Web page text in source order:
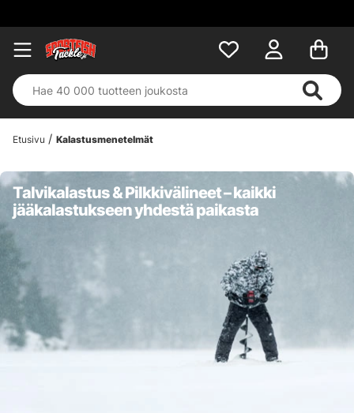
Etusivu Kalastusmenetelmät
Talvikalastus & Pilkkivälineet – kaikki
jääkalastukseen yhdestä paikasta